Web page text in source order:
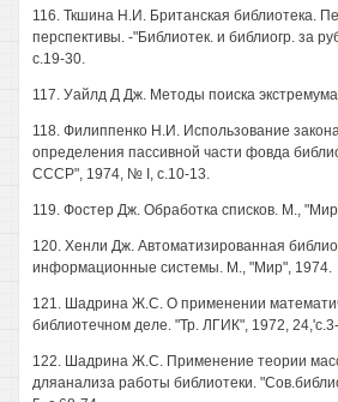
116. Ткшина Н.И. Британская библиотека.
перспективы. -"Библиотек. и библиогр. за
с.19-30.
117. Уайлд Д Дж. Методы поиска
118. Филиппенко Н.И. Использование
определения пассивной части фовда
СССР", 1974, № I, с.10-13.
119. Фостер Дж. Обработка списков. М.,
120. Хенли Дж. Автоматизированная
информационные системы. М., "Мир", 1974.
121. Шадрина Ж.С. О применении
библиотечном деле. "Тр. ЛГИК", 1972,
122. Шадрина Ж.С. Применение теории
дляанализа работы библиотеки.